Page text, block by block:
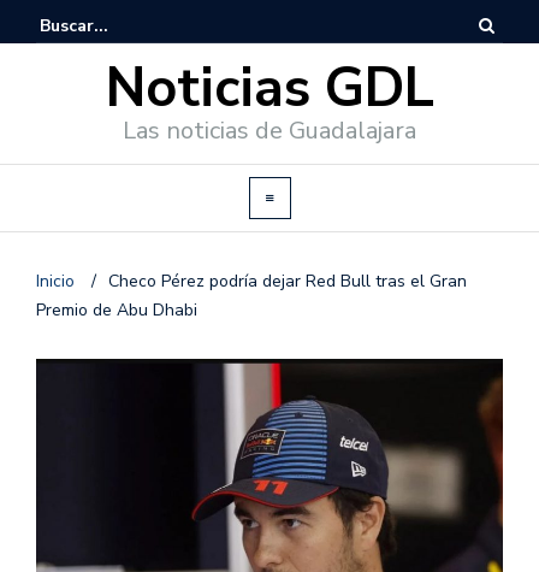
Noticias GDL
Las noticias de Guadalajara
Inicio / Checo Pérez podría dejar Red Bull tras el Gran
Premio de Abu Dhabi